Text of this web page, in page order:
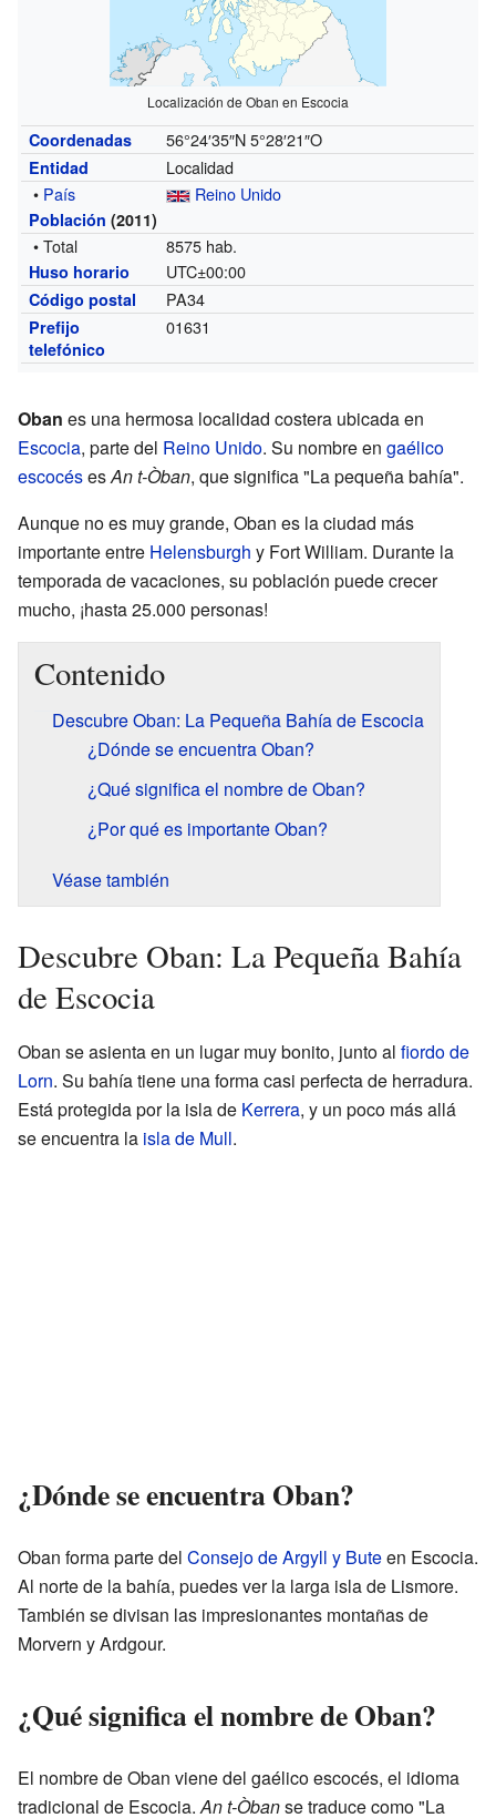
Localización de Oban en Escocia
Coordenadas 56°24′35″N 5°28′21″O
Entidad
Localidad
• País Reino Unido
Población (2011)
• Total 8575 hab.
Huso horario UTC±00:00
Código postal PA34
Prefijo
telefónico
01631
Oban es una hermosa localidad costera ubicada en
Escocia, parte del Reino Unido. Su nombre en gaélico
escocésesAn t-Òban, que significa "La pequeña bahía".
Aunque no es muy grande, Oban es la ciudad más
importante entre Helensburgh y Fort William. Durante la
temporada de vacaciones, su población puede crecer
mucho, ¡hasta 25.000 personas!
Contenido
Descubre Oban: La Pequeña Bahía de Escocia
¿Dónde se encuentra Oban?
¿Qué significa el nombre de Oban?
¿Por qué es importante Oban?
Véase también
Descubre Oban: La Pequeña Bahía
de Escocia
Oban se asienta en un lugar muy bonito, junto al fiordo de
Lorn. Su bahía tiene una forma casi perfecta de herradura.
Está protegida por la isla de Kerrera, y un poco más allá
se encuentra la isla de Mull.
¿Dónde se encuentra Oban?
Oban forma parte del Consejo de Argyll y Buteen Escocia.
Al norte de la bahía, puedes ver la larga isla de Lismore.
También se divisan las impresionantes montañas de
Morvern y Ardgour.
¿Qué significa el nombre de Oban?
El nombre de Oban viene del gaélico escocés, el idioma
tradicional de Escocia.An t-Òbanse traduce como "La